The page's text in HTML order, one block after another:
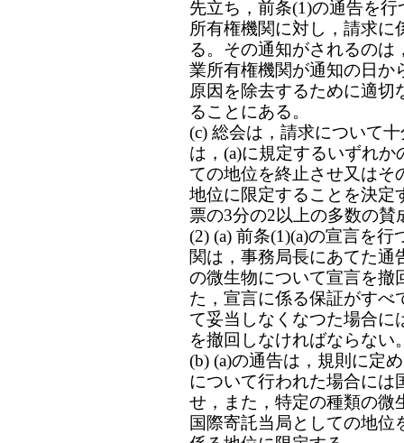
先立ち，前条(1)の通告を
所有権機関に対し，請求に
る。その通知がされるの
業所有権機関が通知の日か
原因を除去するために適
ることにある。
(c) 総会は，請求について
は，(a)に規定するいずれ
ての地位を終止させ又はそ
地位に限定することを決定
票の3分の2以上の多数の賛
(2) (a) 前条(1)(a)の宣言を
関は，事務局長にあてた
の微生物について宣言を撤
た，宣言に係る保証がすべ
て妥当しなくなつた場合に
を撤回しなければならない
(b) (a)の通告は，規則に定
について行われた場合には
せ，また，特定の種類の微
国際寄託当局としての地